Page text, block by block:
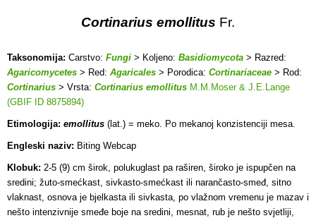
Cortinarius emollitus Fr.
Taksonomija: Carstvo: Fungi > Koljeno: Basidiomycota > Razred:
Agaricomycetes > Red: Agaricales > Porodica: Cortinariaceae > Rod:
Cortinarius > Vrsta: Cortinarius emollitus M.M.Moser & J.E.Lange
(GBIF ID 8875894)
Etimologija: emollitus (lat.) = meko. Po mekanoj konzistenciji mesa.
Engleski naziv: Biting Webcap
Klobuk: 2-5 (9) cm širok, polukuglast pa raširen, široko je ispupčen na
sredini; žuto-smećkast, sivkasto-smećkast ili narančasto-smeđ, sitno
vlaknast, osnova je bjelkasta ili sivkasta, po vlažnom vremenu je mazav i
nešto intenzivnije smeđe boje na sredini, mesnat, rub je nešto svjetliji,